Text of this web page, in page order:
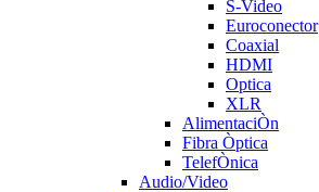
S-Video
Euroconector
Coaxial
HDMI
Optica
XLR
AlimentaciÒn
Fibra Òptica
TelefÒnica
Audio/Video